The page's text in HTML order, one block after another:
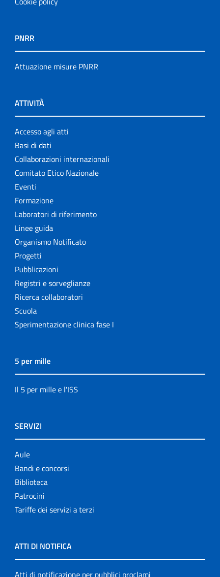
PNRR
Attuazione misure PNRR
ATTIVITÀ
Accesso agli atti
Basi di dati
Collaborazioni internazionali
Comitato Etico Nazionale
Eventi
Formazione
Laboratori di riferimento
Linee guida
Organismo Notificato
Progetti
Pubblicazioni
Registri e sorveglianze
Ricerca collaboratori
Scuola
Sperimentazione clinica fase I
5 per mille
Il 5 per mille e l'ISS
SERVIZI
Aule
Bandi e concorsi
Biblioteca
Patrocini
Tariffe dei servizi a terzi
ATTI DI NOTIFICA
Atti di notificazione per pubblici proclami